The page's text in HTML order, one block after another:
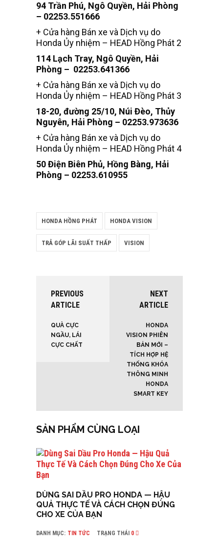
94 Trần Phú, Ngô Quyền, Hải Phòng
– 02253.551666
+ Cửa hàng Bán xe và Dịch vụ do
Honda Ủy nhiệm – HEAD Hồng Phát 2
114 Lạch Tray, Ngô Quyền, Hải
Phòng – 02253.641366
+ Cửa hàng Bán xe và Dịch vụ do
Honda Ủy nhiệm – HEAD Hồng Phát 3
18-20, đường 25/10, Núi Đèo, Thủy
Nguyên, Hải Phòng – 02253.973636
+ Cửa hàng Bán xe và Dịch vụ do
Honda Ủy nhiệm – HEAD Hồng Phát 4
50 Điện Biên Phủ, Hồng Bàng, Hải
Phòng – 02253.610955
HONDA HỒNG PHÁT HONDA VISION
TRẢ GÓP LÃI SUẤT THẤP VISION
PREVIOUS
ARTICLE
QUÀ CỰC
NGẦU, LÁI
CỰC CHẤT
NEXT
ARTICLE
HONDA
VISION PHIÊN
BẢN MỚI –
TÍCH HỢP HỆ
THỐNG KHÓA
THÔNG MINH
HONDA
SMART KEY
SẢN PHẨM CÙNG LOẠI
DÙNG SAI DẦU PRO HONDA — HẬU
QUẢ THỰC TẾ VÀ CÁCH CHỌN ĐÚNG
CHO XE CỦA BẠN
DANH MỤC: TIN TỨC TRẠNG THÁI 0